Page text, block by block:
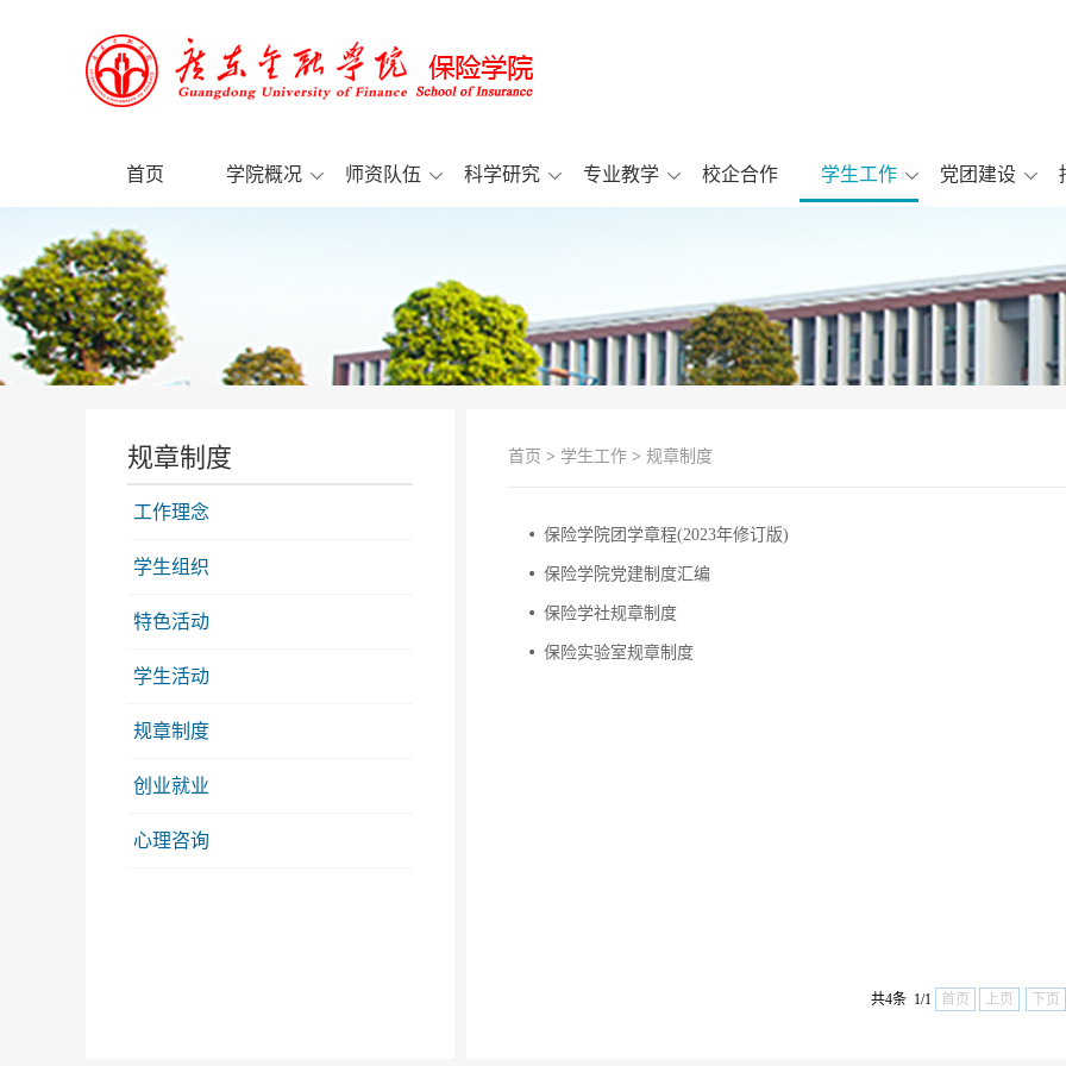
首页 学院概况 师资队伍 科学研究 专业教学 校企合作 学生工作 党团建设
规章制度
工作理念
学生组织
特色活动
学生活动
规章制度
创业就业
心理咨询
首页 > 学生工作 > 规章制度
保险学院团学章程(2023年修订版)
保险学院党建制度汇编
保险学社规章制度
保险实验室规章制度
共4条 1/1 首页 上页 下页